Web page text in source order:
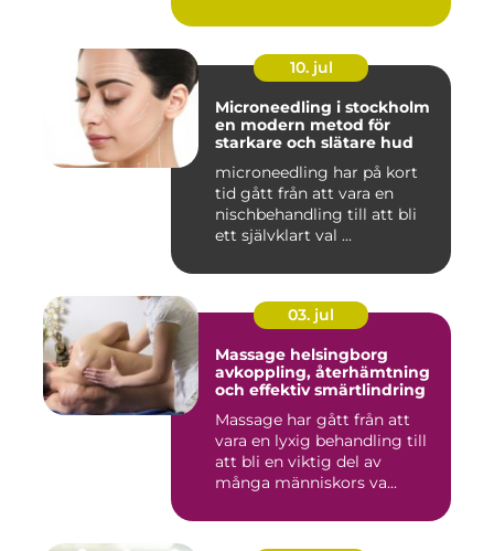
10. jul
Microneedling i stockholm
en modern metod för
starkare och slätare hud
microneedling har på kort
tid gått från att vara en
nischbehandling till att bli
ett självklart val ...
03. jul
Massage helsingborg
avkoppling, återhämtning
och effektiv smärtlindring
Massage har gått från att
vara en lyxig behandling till
att bli en viktig del av
många människors va...